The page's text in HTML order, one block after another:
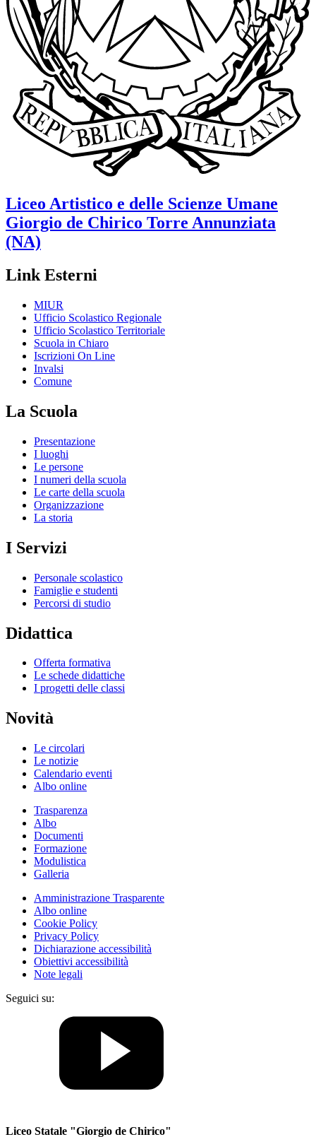
Liceo Artistico e delle Scienze Umane
Giorgio de Chirico Torre Annunziata
(NA)
Link Esterni
MIUR
Ufficio Scolastico Regionale
Ufficio Scolastico Territoriale
Scuola in Chiaro
Iscrizioni On Line
Invalsi
Comune
La Scuola
Presentazione
I luoghi
Le persone
I numeri della scuola
Le carte della scuola
Organizzazione
La storia
I Servizi
Personale scolastico
Famiglie e studenti
Percorsi di studio
Didattica
Offerta formativa
Le schede didattiche
I progetti delle classi
Novità
Le circolari
Le notizie
Calendario eventi
Albo online
Trasparenza
Albo
Documenti
Formazione
Modulistica
Galleria
Amministrazione Trasparente
Albo online
Cookie Policy
Privacy Policy
Dichiarazione accessibilità
Obiettivi accessibilità
Note legali
Seguici su:
Liceo Statale "Giorgio de Chirico"